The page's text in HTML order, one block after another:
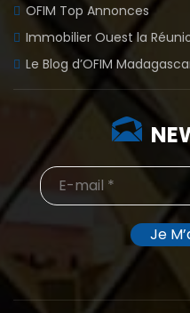
OFIM Top Annonces
Immobilier Ouest la
Le Blog d’OFIM